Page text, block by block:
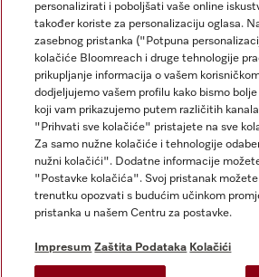
Impresum
Opći uvjeti
Zaštita podataka
Uvjeti Korištenja
Izjava o pristupačnosti
Zakon o digitalnim uslugama
Miele na Instagramu
Miele na Facebooku
personalizirati i poboljšati vaše online
također koriste za personalizaciju oglasa.
zasebnog pristanka ("Potpuna
kolačiće Bloomreach i druge tehnologije
prikupljanje informacija o vašem
dodjeljujemo vašem profilu kako bismo
koji vam prikazujemo putem različitih
"Prihvati sve kolačiće" pristajete na sve
Za samo nužne kolačiće i tehnologije
nužni kolačići". Dodatne informacije
"Postavke kolačića". Svoj pristanak
trenutku opozvati s budućim učinkom
pristanka u našem Centru za postavke.
Impresum Zaštita Podataka Kolačići